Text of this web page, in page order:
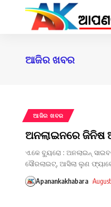
ଆଜିର ଖବର
ଆଜିର ଖବର
​ଅନଲାଇନରେ ଜିନିଷ
ଏ.କେ ବ୍ୟୁରୋ : ଅନଲାଇନ୍
ସୌରଲାଇଟ୍, ଆସିଲା ଲୁଣ
Apanankakhabara